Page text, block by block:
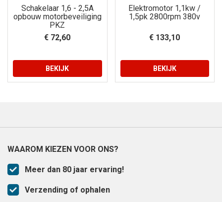
Schakelaar 1,6 - 2,5A
opbouw motorbeveiliging
PKZ
€ 72,60
BEKIJK
Elektromotor 1,1kw /
1,5pk 2800rpm 380v
€ 133,10
BEKIJK
WAAROM KIEZEN VOOR ONS?
Meer dan 80 jaar ervaring!
Verzending of ophalen